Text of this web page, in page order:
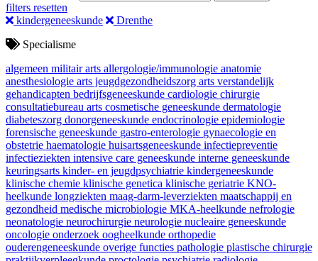
filters resetten
kindergeneeskunde
Drenthe
Specialisme
algemeen militair arts allergologie/immunologie anatomie
anesthesiologie arts jeugdgezondheidszorg arts verstandelijk
gehandicapten bedrijfsgeneeskunde cardiologie chirurgie
consultatiebureau arts cosmetische geneeskunde dermatologie
diabeteszorg donorgeneeskunde endocrinologie epidemiologie
forensische geneeskunde gastro-enterologie gynaecologie en
obstetrie haematologie huisartsgeneeskunde infectiepreventie
infectieziekten intensive care geneeskunde interne geneeskunde
keuringsarts kinder- en jeugdpsychiatrie kindergeneeskunde
klinische chemie klinische genetica klinische geriatrie KNO-
heelkunde longziekten maag-darm-leverziekten maatschappij en
gezondheid medische microbiologie MKA-heelkunde nefrologie
neonatologie neurochirurgie neurologie nucleaire geneeskunde
oncologie onderzoek oogheelkunde orthopedie
ouderengeneeskunde overige functies pathologie plastische chirurgie